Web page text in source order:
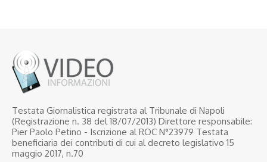
Testata Giornalistica registrata al Tribunale di Napoli
(Registrazione n. 38 del 18/07/2013) Direttore responsabile:
Pier Paolo Petino - Iscrizione al ROC N°23979 Testata
beneficiaria dei contributi di cui al decreto legislativo 15
maggio 2017, n.70